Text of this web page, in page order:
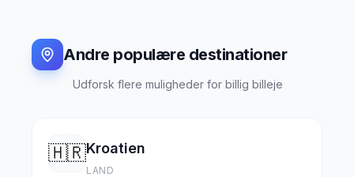
Andre populære destinationer
Udforsk flere muligheder for billig billeje
🇭🇷Kroatien
LAND